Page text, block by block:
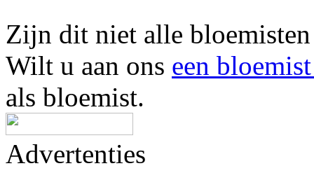
Zijn dit niet alle
Wilt u aan ons een
als bloemist.
Advertenties